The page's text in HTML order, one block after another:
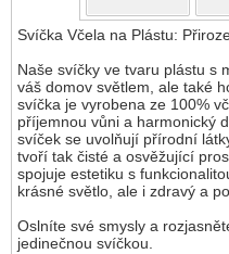
Svíčka Včela na Plástu:
Naše svíčky ve tvaru plástu s
váš domov světlem, ale také
svíčka je vyrobena ze 100%
příjemnou vůni a harmonický
svíček se uvolňují přírodní
tvoří tak čisté a osvěžující
spojuje estetiku s
krásné světlo, ale i zdravý a
Oslníte své smysly a
jedinečnou svíčkou.